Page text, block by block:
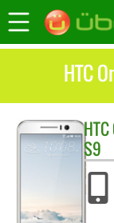
HTC
HTC
S9